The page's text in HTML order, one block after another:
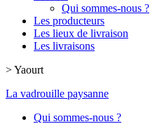
Qui sommes-nous ?
Les producteurs
Les lieux de livraison
Les livraisons
>Yaourt
La vadrouille paysanne
Qui sommes-nous ?